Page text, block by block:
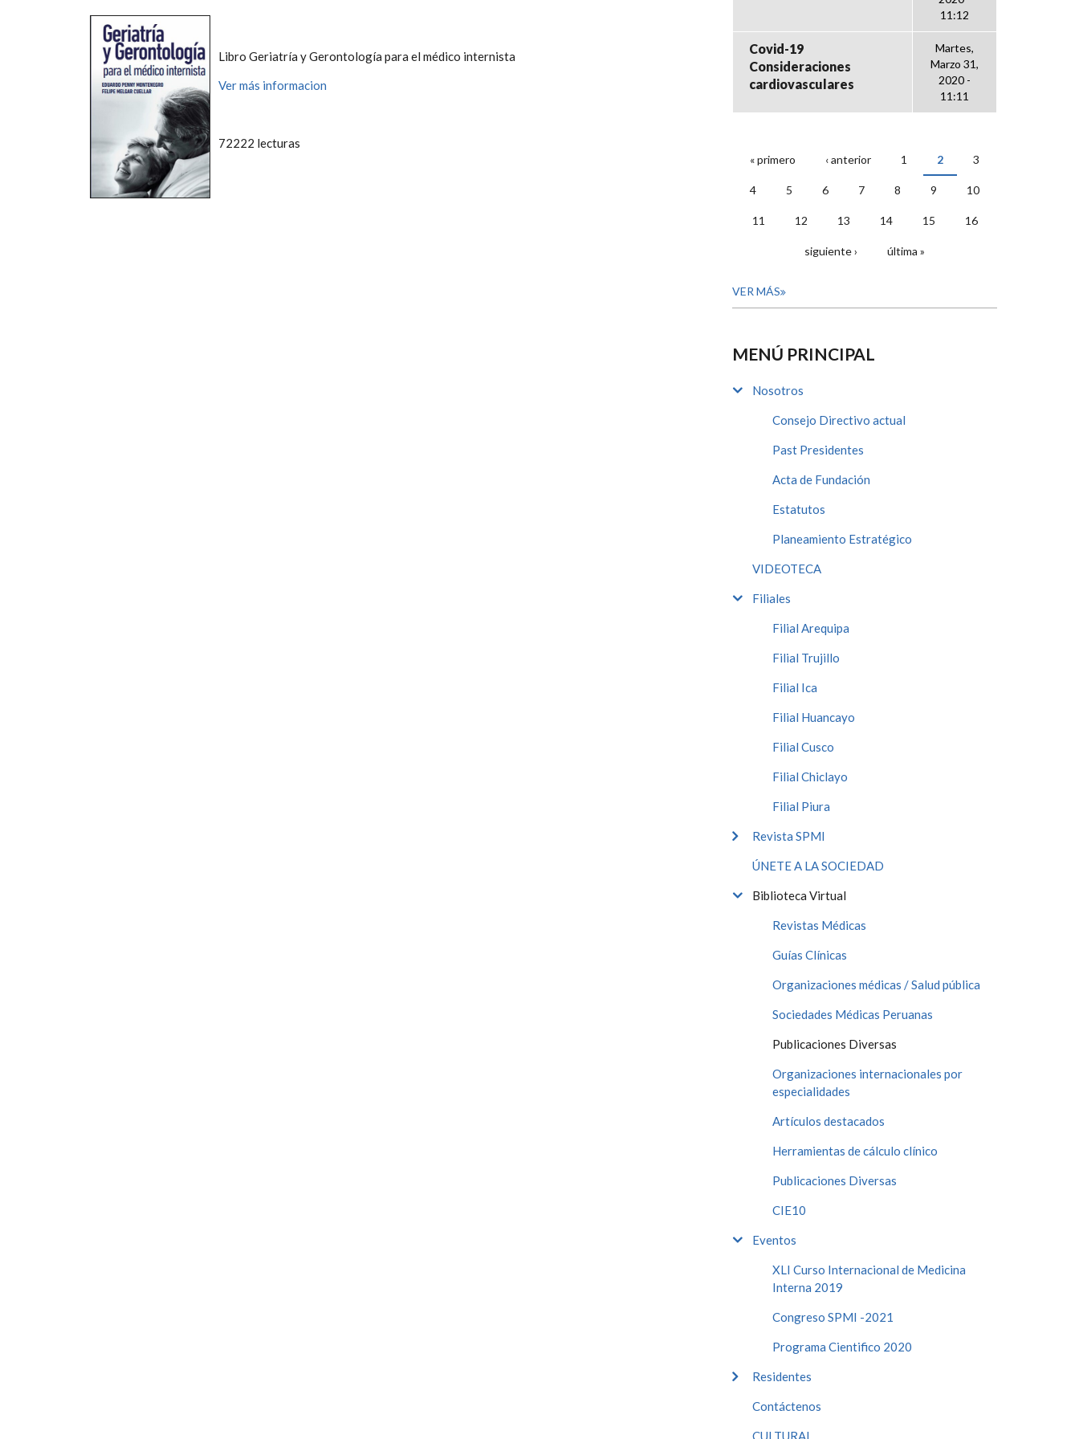
Libro Geriatría y Gerontología para el médico internista
Ver más informacion
72222 lecturas
11:12
Covid-19
Consideraciones
cardiovasculares
Martes,
Marzo 31,
2020 -
11:11
PÁGINAS
« primero ‹ anterior 1 2 3
4 5 6 7 8 9 10
11 12 13 14 15 16
siguiente › última »
VER MÁS
MENÚ PRINCIPAL
Nosotros
Consejo Directivo actual
Past Presidentes
Acta de Fundación
Estatutos
Planeamiento Estratégico
VIDEOTECA
Filiales
Filial Arequipa
Filial Trujillo
Filial Ica
Filial Huancayo
Filial Cusco
Filial Chiclayo
Filial Piura
Revista SPMI
ÚNETE A LA SOCIEDAD
Biblioteca Virtual
Revistas Médicas
Guías Clínicas
Organizaciones médicas / Salud pública
Sociedades Médicas Peruanas
Publicaciones Diversas
Organizaciones internacionales por
especialidades
Artículos destacados
Herramientas de cálculo clínico
Publicaciones Diversas
CIE10
Eventos
XLI Curso Internacional de Medicina
Interna 2019
Congreso SPMI -2021
Programa Cientifico 2020
Residentes
Contáctenos
CULTURAL